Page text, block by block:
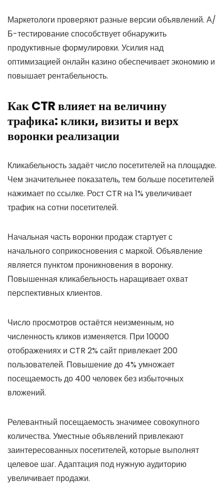
Маркетологи проверяют разные версии объявлений. А/
Б-тестирование способствует обнаружить
продуктивные формулировки. Усилия над
оптимизацией онлайн казино обеспечивает экономию и
повышает рентабельность.
Как CTR влияет на величину
трафика: клики, визиты и верх
воронки реализации
Кликабельность задаёт число посетителей на площадке.
Чем значительнее показатель, тем больше посетителей
нажимает по ссылке. Рост CTR на 1% увеличивает
трафик на сотни посетителей.
Начальная часть воронки продаж стартует с
начального соприкосновения с маркой. Объявление
является пунктом проникновения в воронку.
Повышенная кликабельность наращивает охват
перспективных клиентов.
Число просмотров остаётся неизменным, но
численность кликов изменяется. При 10000
отображениях и CTR 2% сайт привлекает 200
пользователей. Повышение до 4% умножает
посещаемость до 400 человек без избыточных
вложений.
Релевантный посещаемость значимее совокупного
количества. Уместные объявлений привлекают
заинтересованных посетителей, которые выполнят
целевое шаг. Адаптация под нужную аудиторию
увеличивает продажи.